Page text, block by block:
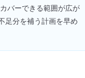
バーできる範囲が広が
足分を補う計画を早め